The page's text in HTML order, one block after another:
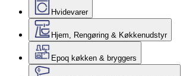
Hvidevarer
Hjem, Rengøring & Køkkenudstyr
Epoq køkken & bryggers